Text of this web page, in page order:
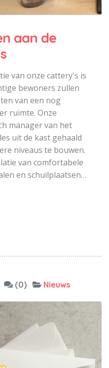
aan de
van onze cattery's is
bewoners zullen
van een nog
ruimte. Onze
manager van het
uit de kast gehaald
niveaus te bouwen.
van comfortabele
en schuilplaatsen…
(0) Nieuws